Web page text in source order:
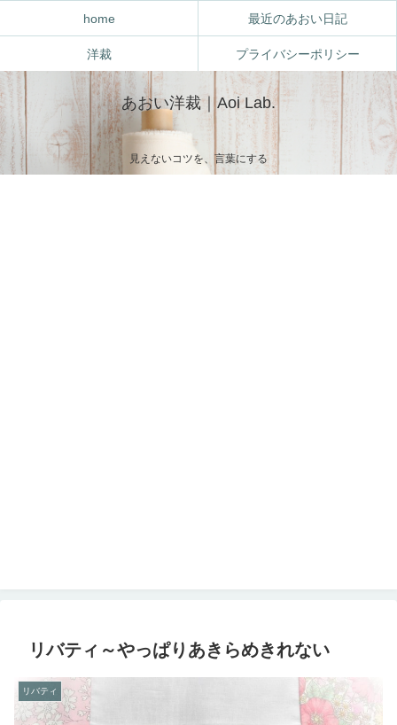
あおい洋裁｜Aoi Lab.
見えないコツを、言葉にする
home 最近のあおい日記
洋裁 プライバシーポリシー
リバティ～やっぱりあきらめきれない
リバティ